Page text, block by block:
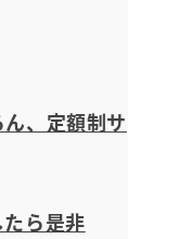
、定額制サ
ら是非